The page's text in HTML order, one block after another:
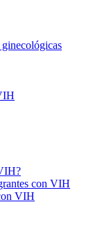
con VIH
VIH